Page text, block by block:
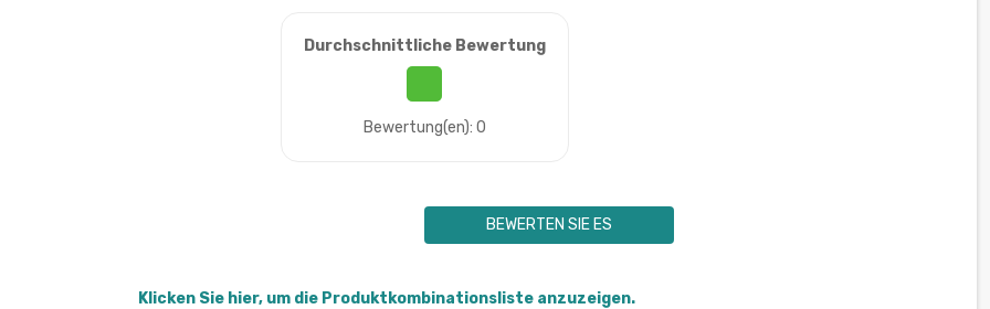
Durchschnittliche Bewertung
Bewertung(en): 0
BEWERTEN SIE ES
Klicken Sie hier, um die Produktkombinationsliste anzuzeigen.